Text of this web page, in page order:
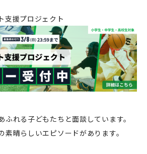
支援プロジェクト
ふれる子どもたちと面談しています。
素晴らしいエピソードがあります。